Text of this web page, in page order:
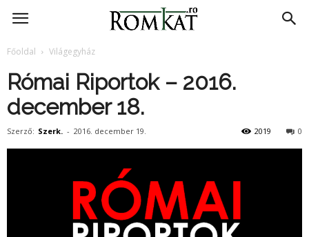
RomKat.ro
Főoldal Világegyház
Római Riportok – 2016.
december 18.
Szerző: Szerk. - 2016. december 19. 0
2019